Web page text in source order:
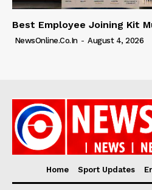
Best Employee Joining Kit
NewsOnline.co.in - August 4, 2026
Home Sport Updates